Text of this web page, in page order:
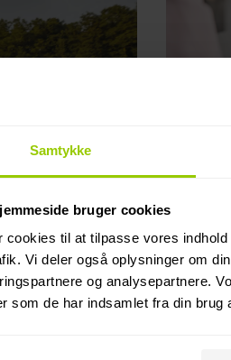
Samtykke
bruger cookies
cookies til at tilpasse vores
Vi deler også oplysninger om
og analysepartnere.
som de har indsamlet fra din brug
være
lastbilen
reducerer
Find ud
med at